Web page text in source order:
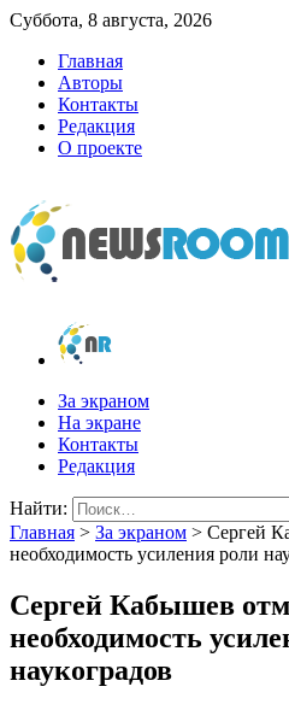
Суббота, 8 августа, 2026
Главная
Авторы
Контакты
Редакция
О проекте
newsroom.su
Новости о новостях
За экраном
На экране
Контакты
Редакция
Найти:
Главная > За экраном > Сергей
необходимость усиления роли
Сергей Кабышев
необходимость
наукоградов